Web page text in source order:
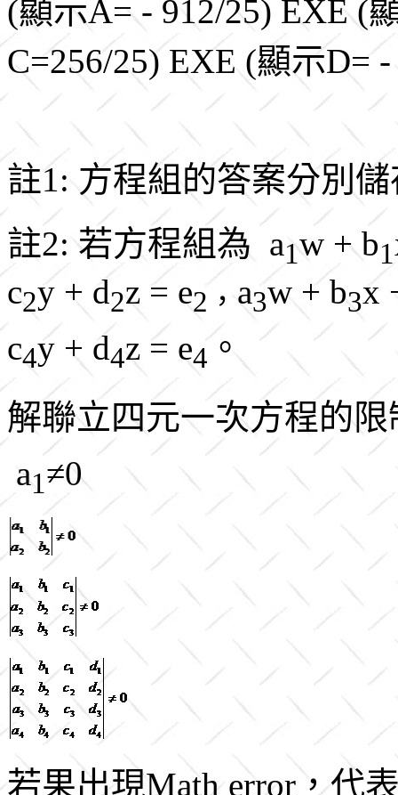
(顯示A= - 912/25) EXE (
C=256/25) EXE (顯示D=
註1: 方程組的答案分別
註2: 若方程組為 a1w + b1
c2y + d2z = e2， a3w + b3x
c4y + d4z = e4。
解聯立四元一次方程的
a1≠0
若果出現Math error，代